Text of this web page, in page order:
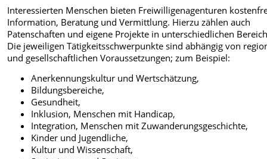
Interessierten Menschen bieten Freiwilligenagenturen
Information, Beratung und Vermittlung. Hierzu zählen auch
Patenschaften und eigene Projekte in unterschiedlichen
Die jeweiligen Tätigkeitsschwerpunkte sind abhängig von
und gesellschaftlichen Voraussetzungen; zum Beispiel:
Anerkennungskultur und Wertschätzung,
Bildungsbereiche,
Gesundheit,
Inklusion, Menschen mit Handicap,
Integration, Menschen mit Zuwanderungsgeschichte,
Kinder und Jugendliche,
Kultur und Wissenschaft,